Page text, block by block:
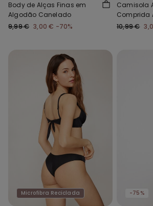
Body de Alças Finas em
Algodão Canelado
9,99 € 3,00 € -70%
Camisola
Comprida
em Onda
10,99 €
Microfibra Reciclada -75%